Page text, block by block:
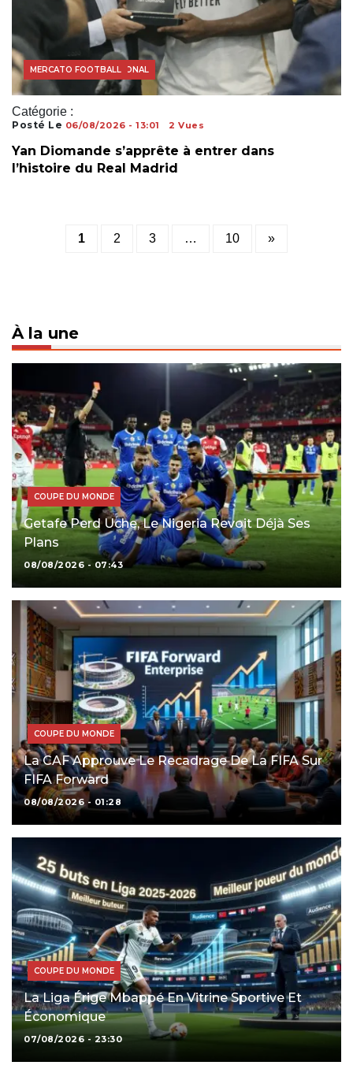
Catégorie :
FOOTBALL INTERNATIONAL
MERCATO FOOTBALL
Posté Le 06/08/2026 - 13:01 2 Vues
Yan Diomande s’apprête à entrer dans
l’histoire du Real Madrid
Posts
1 2 3 … 10 »
À la une
COUPE DU MONDE
Getafe Perd Uche, Le Nigeria Revoit Déjà Ses
Plans
08/08/2026 - 07:43
COUPE DU MONDE
La CAF Approuve Le Recadrage De La FIFA Sur
FIFA Forward
08/08/2026 - 01:28
COUPE DU MONDE
La Liga Érige Mbappé En Vitrine Sportive Et
Économique
07/08/2026 - 23:30